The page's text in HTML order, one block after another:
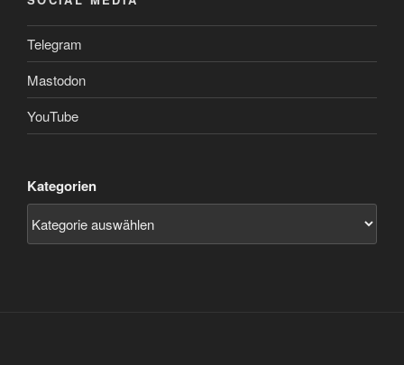
Telegram
Mastodon
YouTube
Kategorien